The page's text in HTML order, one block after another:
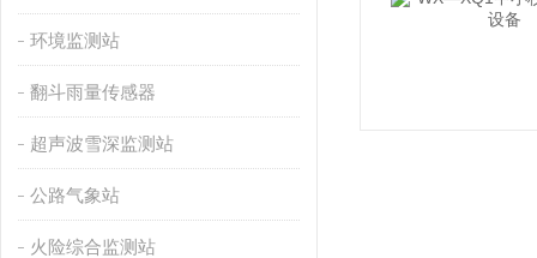
环境监测站
翻斗雨量传感器
超声波雪深监测站
公路气象站
火险综合监测站